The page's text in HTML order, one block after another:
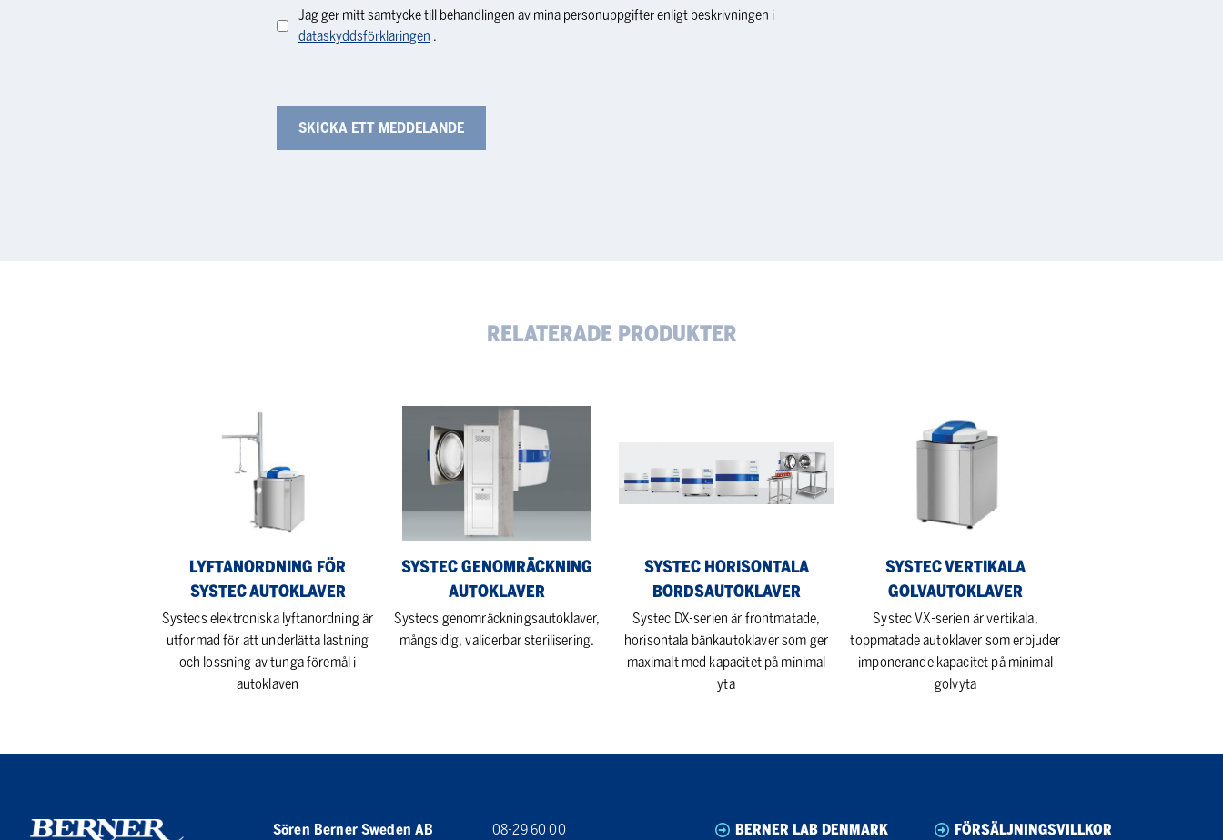
Jag ger mitt samtycke till behandlingen av mina personuppgifter enligt beskrivningen i
dataskyddsförklaringen .
RELATERADE PRODUKTER
LYFTANORDNING FÖR
SYSTEC AUTOKLAVER
Systecs elektroniska lyftanordning är
utformad för att underlätta lastning
och lossning av tunga föremål i
autoklaven
Genomräckning
Autoklaver
SYSTEC GENOMRÄCKNING
AUTOKLAVER
Systecs genomräckningsautoklaver,
mångsidig, validerbar sterilisering.
SYSTEC HORISONTALA
BORDSAUTOKLAVER
Systec DX-serien är frontmatade,
horisontala bänkautoklaver som ger
maximalt med kapacitet på minimal
yta
SYSTEC VERTIKALA
GOLVAUTOKLAVER
Systec VX-serien är vertikala,
toppmatade autoklaver som erbjuder
imponerande kapacitet på minimal
golvyta
Sören Berner Sweden AB 08-29 60 00 BERNER LAB DENMARK FÖRSÄLJNINGSVILLKOR